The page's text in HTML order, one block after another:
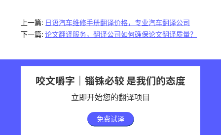
上一篇: 日语汽车维修手册翻译价格，专业汽车翻译公司
下一篇: 论文翻译服务，翻译公司如何确保论文翻译质量？
咬文嚼字｜锱铢必较 是我们的态度
立即开始您的翻译项目
免费试译